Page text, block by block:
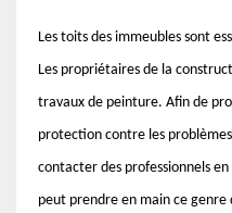
Les toits des immeubles sont
Les propriétaires de la
travaux de peinture. Afin de
protection contre les
contacter des professionnels
peut prendre en main ce